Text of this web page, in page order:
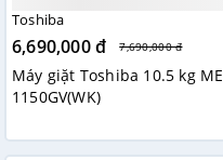
Toshiba
6,690,000 đ 7,690,000 đ
Máy giặt Toshiba 10.5 kg ME
1150GV(WK)